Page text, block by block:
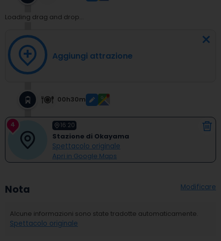
Loading drag and drop...
Aggiungi attrazione
00h30m
4 16:20
Stazione di Okayama
Spettacolo originale
Apri in Google Maps
Nota Modificare
Alcune informazioni sono state tradotte automaticamente.
Spettacolo originale